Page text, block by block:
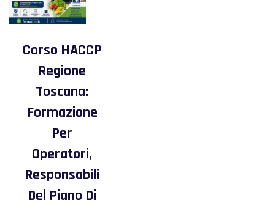
Corso HACCP
Regione
Toscana:
Formazione
Per
Operatori,
Responsabili
Del Piano Di